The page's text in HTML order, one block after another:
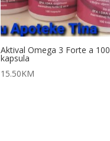
Aktival Omega 3 Forte a 100
kapsula
15.50KM